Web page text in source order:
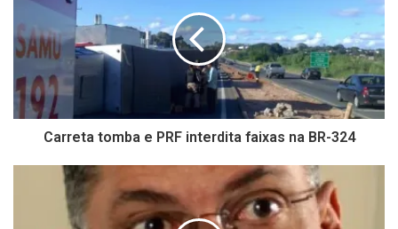
Carreta tomba e PRF interdita faixas na BR-324